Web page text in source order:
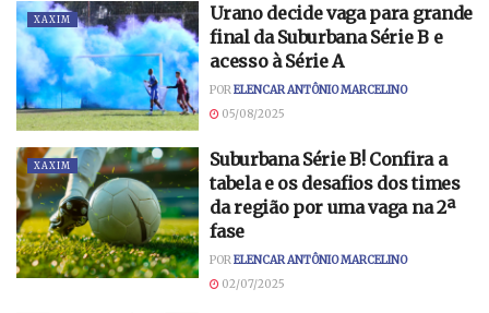
XAXIM
Urano decide vaga para grande
final da Suburbana Série B e
acesso à Série A
POR ELENCAR ANTÔNIO MARCELINO
05/08/2025
XAXIM
Suburbana Série B! Confira a
tabela e os desafios dos times
da região por uma vaga na 2ª
fase
PORELENCAR ANTÔNIO MARCELINO
02/07/2025